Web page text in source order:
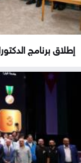
إطلاق برنامج